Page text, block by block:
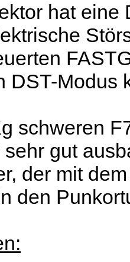
hat
DST-Modus
schweren
gut
der mit
den